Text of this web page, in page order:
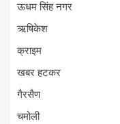
ऊधम सिंह नगर
ऋषिकेश
क्राइम
खबर हटकर
गैरसैण
चमोली